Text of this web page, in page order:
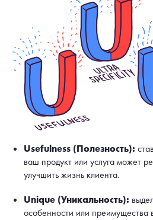
Usefulness (Полезность):
ваш продукт или услуга может
улучшить жизнь клиента.
Unique (Уникальность):
особенности или преимущества